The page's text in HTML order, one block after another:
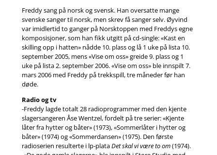
Freddy sang på norsk og svensk. Han oversatte mange
svenske sanger til norsk, men skrev få sanger selv. Øyvind
var imidlertid to ganger på Norsktoppen med Freddys egne
komposisjoner, som han fikk utgitt på cd-single: «Kast en
skilling opp i hatten» nådde 10. plass og lå 1 uke på lista 10.
september 2005, mens «Vise om oss» greide 9. plass og 1
uke på lista 2. september 2006. «Vise om oss» ble innspilt 7.
mars 2006 med Freddy på trekkspill, tre måneder før han
døde.
Radio og tv
-Freddy lagde totalt 28 radioprogrammer med den kjente
slagersangeren Åse Wentzel, fordelt på tre serier: «Kjente
låter fra hytter og båter» (1973), «Sommerlåter i hytter og
båter» (1974) og «Sommerdansen» (1975). Den første
radioserien resulterte i lp-plataDet skal vi være to om(1974).